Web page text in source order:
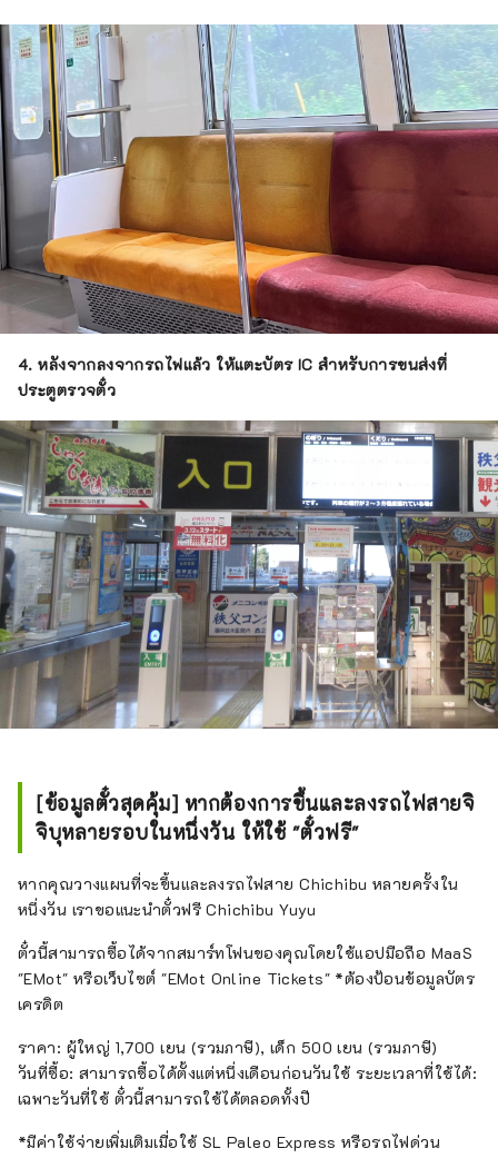
4. หลังจากลงจากรถไฟแล้ว ให้แตะบัตร IC สำหรับการขนส่งที่
ประตูตรวจตั๋ว
[ข้อมูลตั๋วสุดคุ้ม] หากต้องการขึ้นและลงรถไฟสายจิ
จิบุหลายรอบในหนึ่งวัน ให้ใช้ "ตั๋วฟรี"
หากคุณวางแผนที่จะขึ้นและลงรถไฟสาย Chichibu หลายครั้งใน
หนึ่งวัน เราขอแนะนำตั๋วฟรี Chichibu Yuyu
ตั๋วนี้สามารถซื้อได้จากสมาร์ทโฟนของคุณโดยใช้แอปมือถือ MaaS
"EMot" หรือเว็บไซต์ "EMot Online Tickets" *ต้องป้อนข้อมูลบัตร
เครดิต
ราคา: ผู้ใหญ่ 1,700 เยน (รวมภาษี), เด็ก 500 เยน (รวมภาษี)
วันที่ซื้อ: สามารถซื้อได้ตั้งแต่หนึ่งเดือนก่อนวันใช้ ระยะเวลาที่ใช้ได้:
เฉพาะวันที่ใช้ ตั๋วนี้สามารถใช้ได้ตลอดทั้งปี
*มีค่าใช้จ่ายเพิ่มเติมเมื่อใช้ SL Paleo Express หรือรถไฟด่วน